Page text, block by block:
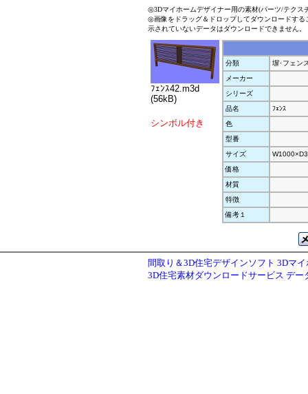
◎3Dマイホームデザイナー用の素材(パーツ/テクス
◎画像をドラッグ＆ドロップしてダウンロードす
示されていないデータはダウンロードできません。
ﾌｪﾝｽ42.m3d
(56kB)
シンボル付き
分類
塀･フェン
メーカー
シリーズ
品名
ﾌｪﾝｽ
色
型番
サイズ
価格
材質
特徴
備考１
間取り＆3D住宅デザインソフト 3Dマ
3D住宅素材ダウンロードサービス デー